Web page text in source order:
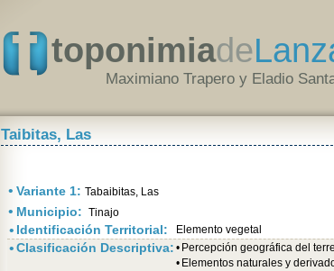
toponimiade
Maximiano Trapero y Eladio
Taibitas, Las
• Variante 1: Tabaibitas, Las
• Municipio: Tinajo
• Identificación Territorial: Elemento vegetal
•Clasificación Descriptiva: • Percepción geográfica del
• Elementos naturales y